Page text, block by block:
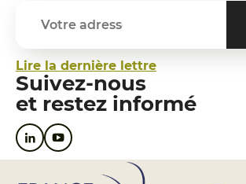
Lire la dernière lettre
Suivez-nous
et restez informé